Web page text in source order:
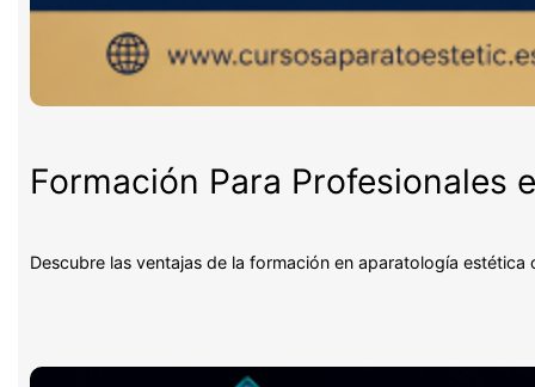
Formación Para Profesionales
Descubre las ventajas de la formación en aparatología estética